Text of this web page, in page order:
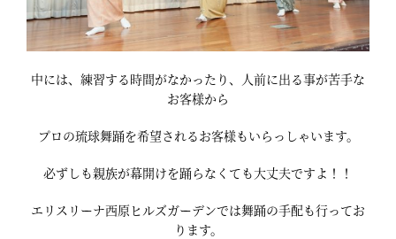
中には、練習する時間がなかったり、人前に出る事が苦手な
お客様から
プロの琉球舞踊を希望されるお客様もいらっしゃいます。
必ずしも親族が幕開けを踊らなくても大丈夫ですよ！！
エリスリーナ西原ヒルズガーデンでは舞踊の手配も行ってお
ります。